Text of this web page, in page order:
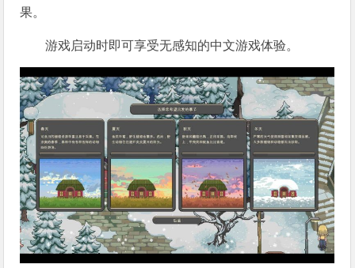
果。
游戏启动时即可享受无感知的中文游戏体验。